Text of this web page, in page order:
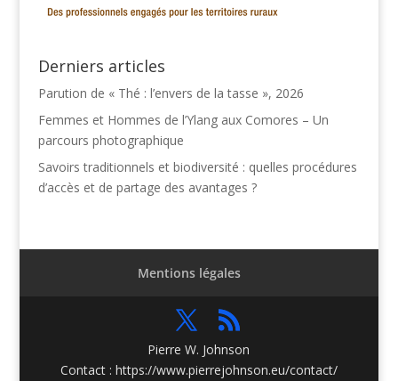
Derniers articles
Parution de « Thé : l’envers de la tasse », 2026
Femmes et Hommes de l’Ylang aux Comores – Un
parcours photographique
Savoirs traditionnels et biodiversité : quelles procédures
d’accès et de partage des avantages ?
Mentions légales
Pierre W. Johnson
Contact : https://www.pierrejohnson.eu/contact/